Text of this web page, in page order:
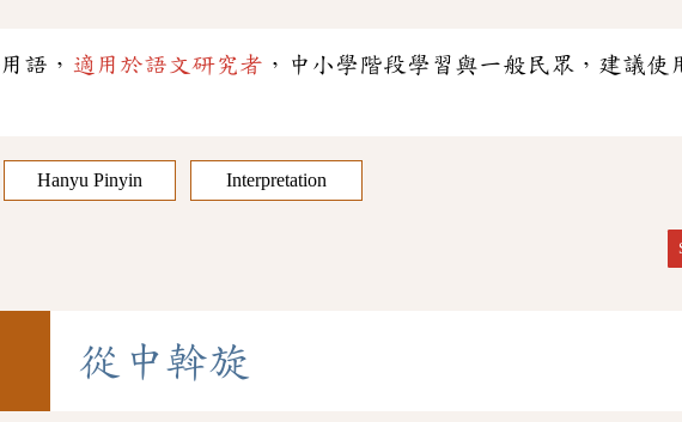
語， 適用於語文研究者 ，中小學階段學習與一般民眾，建議使
Hanyu Pinyin Interpretation
從 中斡旋